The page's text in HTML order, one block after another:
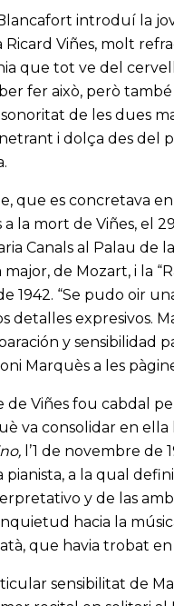
introduí la
Ricard Viñes, molt
que tot ve del
fer això, però
de les dues
i dolça des del
que es concretava
a la mort de Viñes, el
Canals al Palau de
de Mozart, i la
1942. “Se pudo oir
detalles expresivos.
y sensibilidad
Marquès a les
de Viñes fou cabdal
va consolidar en ella
l’1 de novembre de
pianista, a la qual
y de las
hacia la
que havia trobat
sensibilitat de